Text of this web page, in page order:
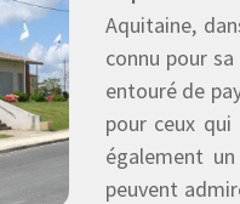
Aquitaine,
connu pour
entouré de
pour ceux qui
également
peuvent